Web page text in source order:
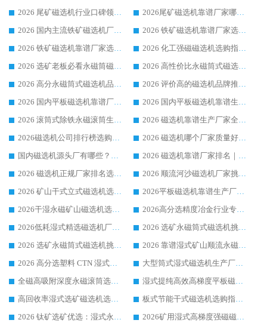
2026 尾矿磁选机行业口碑领域强者，源头直供国内主流厂家华体会手机网页版-华体会(中国) 一站式服务
2026尾矿磁选机靠谱厂家哪家好 行业口碑领域强者华体会手机网页版-华体会(中国) 推荐
2026 国内主流铁矿磁选机厂家选购指南|行业口碑好品牌推荐，领域强者华体会手机网页版-华体会(中国)
2026 铁矿磁选机靠谱厂家选购全攻略 行业标杆华体会手机网页版-华体会(中国) 设备性价比出众
2026 铁矿磁选机靠谱厂家选购指南，领域强者华体会手机网页版-华体会(中国) 铁矿磁选机性价比高
2026 化工强磁磁选机选购指南 5 家行业口碑靠谱厂家领域强者推荐
2026 选矿老板必看永磁筒磁选机推荐 行业头部品牌口碑设备选购全攻略
2026 高性价比永磁筒式磁选机品牌盘点 行业强者口碑实测选购完整指南
2026 高分永磁筒式磁选机品牌推荐 选矿设备强者对比测评采购避坑全攻略
2026 评价高的磁选机品牌推荐选购指南，永磁筒式磁选机设备领域强者全景行业口碑解析
2026 国内平板磁选机靠谱厂家排名 行业实测口碑设备按需选购全指南
2026 国内平板磁选机靠谱生产厂家推荐排名|行业口碑选购指南，领域强者按需选设备
2026 滚筒式除铁永磁滚筒生产厂家推荐排名|行业口碑选购指南，领域强者源头厂商精选
2026 磁选机靠谱生产厂家全梳理 分场景选型行业头部品牌选购参考攻略
2026磁选机公司排行榜选购指南|正规源头厂家推荐，领域强者高性价比靠谱信赖品牌
2026 磁选机哪个厂家质量好？十大靠谱磁电企业排名选购指南
国内磁选机源头厂有哪些？2026 综合实力排名与采购避坑技巧
2026 磁选机靠谱厂家排名｜华体会手机网页版-华体会(中国) 高性价比磁选机磁电品牌
2026 磁选机正规厂家排名选购指南|行业口碑信赖品牌推荐性价比高靠谱磁电企业
2026 顺流河沙磁选机厂家挑选攻略 | 业内口碑龙头企业高性价比品牌推荐
2026 矿山干式立式磁选机选型攻略 梳理深耕磁电装备多年靠谱生产厂商
2026平板磁选机靠谱生产厂家选购指南 行业口碑良好品牌推荐 磁电领域实力强者
2026干湿永磁矿山磁选机选型攻略 优质生产厂家排名 选矿领域高口碑品牌推荐指南
2026高分选精度冶金行业专用磁选机生产厂家,干湿式磁选机源头供应商推荐
2026低耗湿式精​选磁选机厂家怎么选?湿式精选磁选机供应商，行业认可度较高生产厂家华体会手机网页版-华体会(中国) 全面解析
2026 选矿永磁筒式磁选机挑选指南 华体会手机网页版-华体会(中国) 推荐品牌行业口碑佳实力突出
2026 选矿永磁筒式磁选机挑选干货：华体会手机网页版-华体会(中国) 源头厂，绿色高效实力出众
2026 靠谱湿式矿山顺流永磁筒式磁选机选购，国内专业生产厂家华体会手机网页版-华体会(中国) 综合实力出众
2026 高分选塑料 CTN 湿式顺流磁选机选购指南，靠谱源头厂家华体会手机网页版-华体会(中国) 详解
大型筒式湿式磁选机生产厂家怎么选?华体会手机网页版-华体会(中国) 设备口碑广受行业认可
全磁高吸附深度永磁滚筒选购指南 业内口碑稳定磁电设备生产厂家详细推荐
湿式提纯高效高梯度平板磁选机靠谱设备源头厂商华体会手机网页版-华体会(中国) 综合测评
高回收率湿式选矿磁选机选购指南 业内口碑磁电设备生产厂家实力解析
板式节能干式磁选机选购指南，源头生产厂家华体会手机网页版-华体会(中国) 综合实力可观
2026 钛矿选矿优选：湿式永磁筒式磁选机源头厂家华体会手机网页版-华体会(中国) 综合解析
2026矿用湿式高梯度强磁磁选机选购指南，临朐靠谱磁电生产厂家华体会手机网页版-华体会(中国) 详解